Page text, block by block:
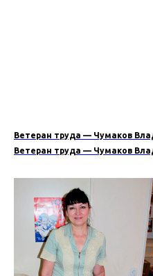
Ветеран труда — Чумаков
Ветеран труда — Чумаков